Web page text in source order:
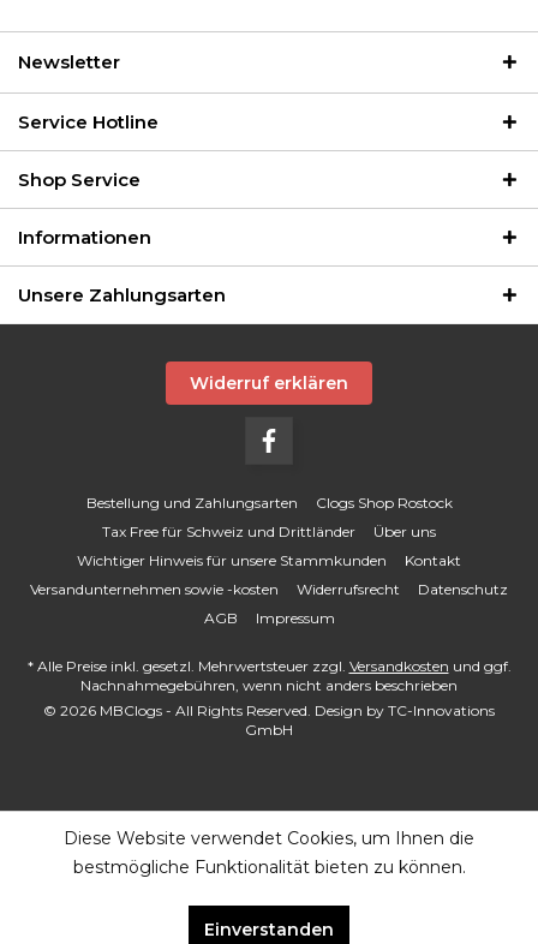
Newsletter
Service Hotline
Shop Service
Informationen
Unsere Zahlungsarten
Widerruf erklären
Bestellung und Zahlungsarten
Clogs Shop Rostock
Tax Free für Schweiz und Drittländer
Über uns
Wichtiger Hinweis für unsere Stammkunden
Kontakt
Versandunternehmen sowie -kosten
Widerrufsrecht
Datenschutz
AGB
Impressum
* Alle Preise inkl. gesetzl. Mehrwertsteuer zzgl. Versandkosten und ggf.
Nachnahmegebühren, wenn nicht anders beschrieben
© 2026 MBClogs - All Rights Reserved. Design by TC-Innovations
GmbH
Diese Website verwendet Cookies, um Ihnen die
bestmögliche Funktionalität bieten zu können.
Einverstanden